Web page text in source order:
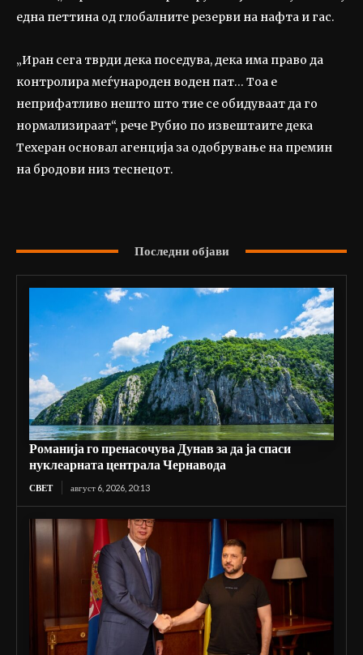
една петтина од глобалните резерви на нафта и гас.
„Иран сега тврди дека поседува, дека има право да
контролира меѓународен воден пат… Тоа е
неприфатливо нешто што тие се обидуваат да го
нормализираат“, рече Рубио по извештаите дека
Техеран основал агенција за одобрување на премин
на бродови низ теснецот.
Последни објави
Романија го пренасочува Дунав за да ја спаси
нуклеарната централа Чернавода
СВЕТ август 6, 2026, 20:13